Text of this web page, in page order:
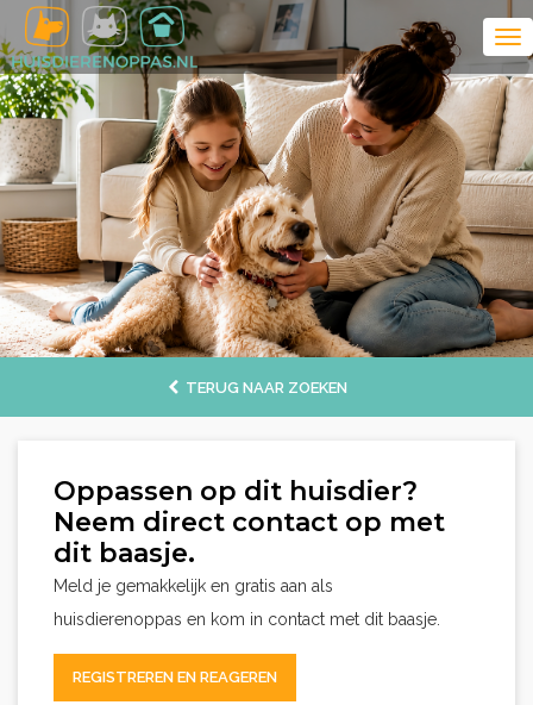
TERUG NAAR ZOEKEN
Oppassen op dit huisdier?
Neem direct contact op met
dit baasje.
Meld je gemakkelijk en gratis aan als
huisdierenoppas en kom in contact met dit baasje.
REGISTREREN EN REAGEREN